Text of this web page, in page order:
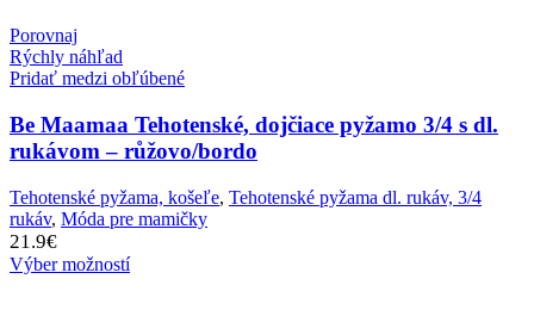
Porovnaj
Rýchly náhľad
Pridať medzi obľúbené
Be Maamaa Tehotenské, dojčiace pyžamo 3/4 s dl.
rukávom – růžovo/bordo
Tehotenské pyžama, košeľe, Tehotenské pyžama dl. rukáv, 3/4
rukáv, Móda pre mamičky
21.9€
Výber možností